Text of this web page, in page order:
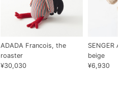
ADADA Francois, the
roaster
¥30,030
SENGER
beige
¥6,930